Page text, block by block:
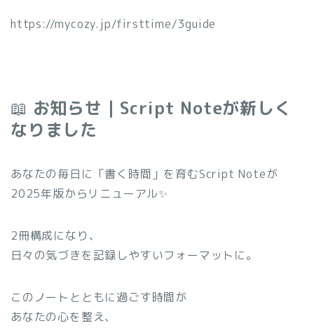
https://mycozy.jp/firsttime/3guide
📖 お知らせ｜Script Noteが新しく
なりました
あなたの毎日に「書く時間」を育むScript Noteが
2025年版からリニューアル✨
2冊構成になり、
日々の気づきを記録しやすいフォーマットに。
このノートとともに過ごす時間が
あなたの心を整え、